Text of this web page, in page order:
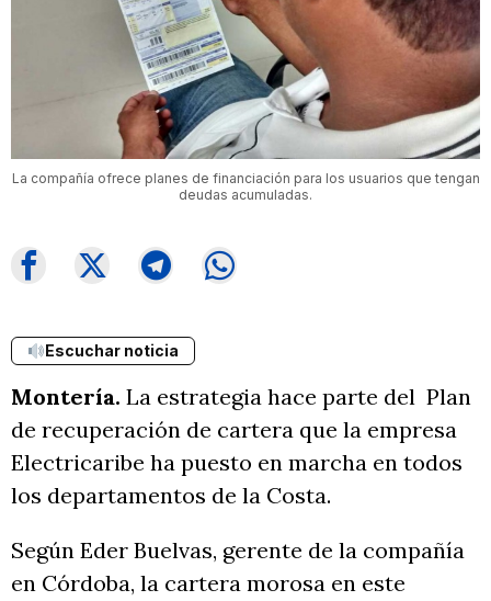
La compañía ofrece planes de financiación para los usuarios que tengan
deudas acumuladas.
Escuchar noticia
Montería. La estrategia hace parte del Plan
de recuperación de cartera que la empresa
Electricaribe ha puesto en marcha en todos
los departamentos de la Costa.
Según Eder Buelvas, gerente de la compañía
en Córdoba, la cartera morosa en este